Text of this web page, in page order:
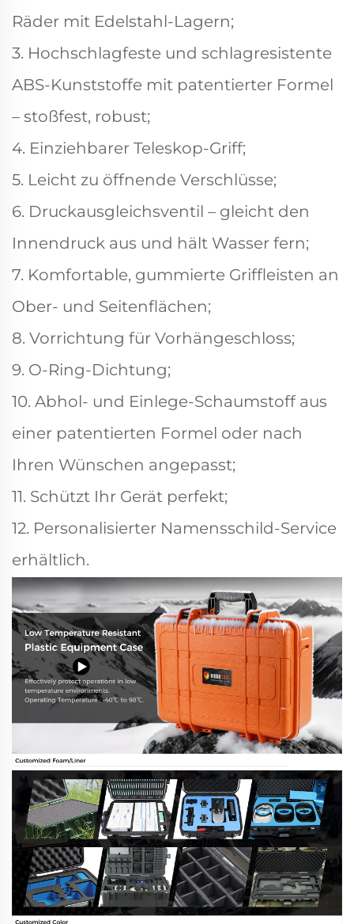
Räder mit Edelstahl-Lagern;
3. Hochschlagfeste und schlagresistente
ABS-Kunststoffe mit patentierter Formel
– stoßfest, robust;
4. Einziehbarer Teleskop-Griff;
5. Leicht zu öffnende Verschlüsse;
6. Druckausgleichsventil – gleicht den
Innendruck aus und hält Wasser fern;
7. Komfortable, gummierte Griffleisten an
Ober- und Seitenflächen;
8. Vorrichtung für Vorhängeschloss;
9. O-Ring-Dichtung;
10. Abhol- und Einlege-Schaumstoff aus
einer patentierten Formel oder nach
Ihren Wünschen angepasst;
11. Schützt Ihr Gerät perfekt;
12. Personalisierter Namensschild-Service
erhältlich.